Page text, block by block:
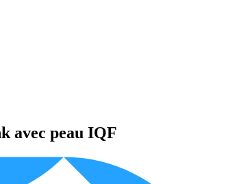
avec peau IQF